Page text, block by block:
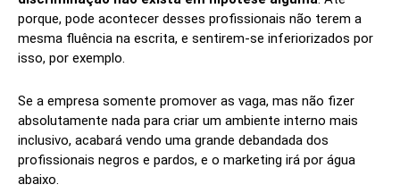
porque, pode acontecer desses profissionais não terem a
mesma fluência na escrita, e sentirem-se inferiorizados por
isso, por exemplo.
Se a empresa somente promover as vaga, mas não fizer
absolutamente nada para criar um ambiente interno mais
inclusivo, acabará vendo uma grande debandada dos
profissionais negros e pardos, e o marketing irá por água
abaixo.